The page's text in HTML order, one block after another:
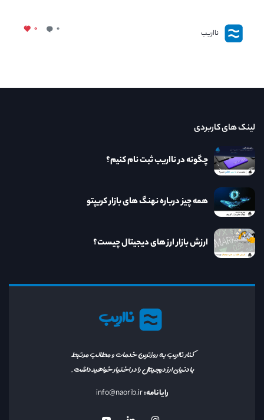
نااریب ۰ ۰
نااریب
کنار نااریب به روزترین خدمات و مطالب مرتبط
با دنیای ارز دیجیتال را در اختیار خواهید داشت.
رایانامه:info@naorib.ir
لینک های کاربردی
چگونه در نااریب ثبت نام کنیم؟
همه چیز درباره نهنگ های بازار کریپتو
ارزش بازار ارز های دیجیتال چیست؟